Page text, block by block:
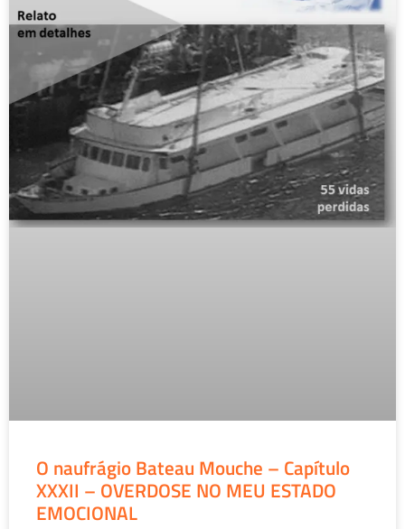
O naufrágio Bateau Mouche – Capítulo
XXXII – OVERDOSE NO MEU ESTADO
EMOCIONAL